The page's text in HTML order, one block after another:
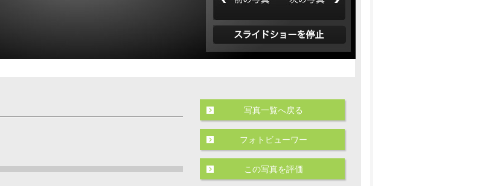
写真一覧へ戻る
フォトビューワー
この写真を評価